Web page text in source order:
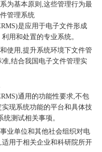
为基本原则,这些管理行为最
管理系统
是应用于电子文件形成
用和处置的专业系统。
使用,提升系统环境下文件管
,结合我国电子文件管理实
通用的功能性要求,不包
现系统功能的平台和具体技
测试相关事项。
业单位和其他社会组织对电
用于相关企业和科研院所开